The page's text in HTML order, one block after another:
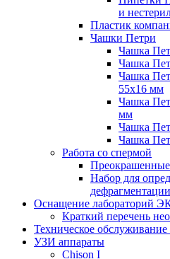
и
Пластик
Чашки Петри
Чашка
Чашка
Чашка
55x16 мм
Чашка
мм
Чашка
Чашка
Работа со спермой
Преокрашенные
Набор для
Оснащение лабораторий
Краткий перечень
Техническое
УЗИ аппараты
Chison I